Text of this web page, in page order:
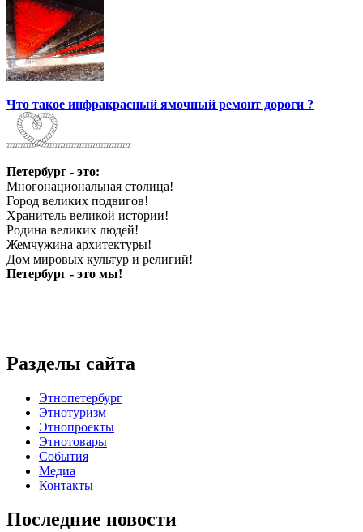
Что такое инфракрасный ямочный ремонт дороги ?
Петербург - это:
Многонациональная столица!
Город великих подвигов!
Хранитель великой истории!
Родина великих людей!
Жемчужина архитектуры!
Дом мировых культур и религий!
Петербург - это мы!
Разделы сайта
Этнопетербург
Этнотуризм
Этнопроекты
Этнотовары
События
Медиа
Контакты
Последние новости